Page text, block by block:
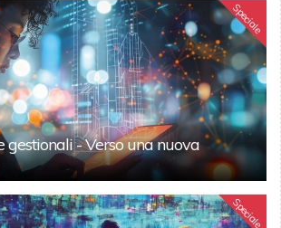
Speciale
gestionali - Verso una nuova
Speciale